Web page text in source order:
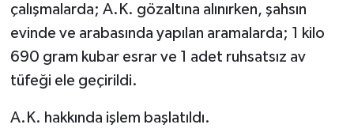
çalışmalarda; A.K. gözaltına alınırken, şahsın
evinde ve arabasında yapılan aramalarda; 1 kilo
690 gram kubar esrar ve 1 adet ruhsatsız av
tüfeği ele geçirildi.
A.K. hakkında işlem başlatıldı.